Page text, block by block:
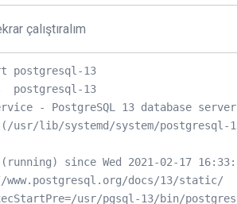
çalıştıralım
postgresql-13
postgresql-13
- PostgreSQL 13 database server